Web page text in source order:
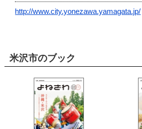
http://www.city.yonezawa.yamagata.jp/
米沢市のブック